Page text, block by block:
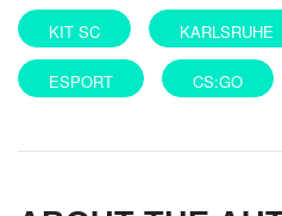
KIT SC KARLSRUHE
ESPORT CS:GO